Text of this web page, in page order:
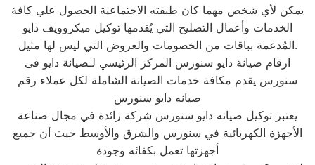
يمكن لأي شخص مهما كان طبقته الاجتماعية الحصول علي كافة
الخدمات وأعمال التصليح التي يُقدمها توكيل ميكروويف دايو
المُدعمة بباقات من الخصومات والعروض التي ليس لها مثيل.
ارقام صيانة دايو سنورس المركز الرئيسي لـصيانة دايو فى
سنورس يقدم مكافة خدمات الصيانة الشاملة لكل عملاء رقم
صيانه دايو سنورس
يعتبر توكيل صيانه دايو سنورس شركة رائدة في مجال صناعة
الأجهزة الكهربائية في سنورس والشرق والأوسط حيث أن جميع
أجهزتها تعمل بكفائه وجودة